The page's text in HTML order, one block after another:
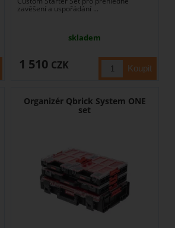
zavěšení a uspořádání ...
skladem
1 510 CZK
Organizér Qbrick System ONE
set